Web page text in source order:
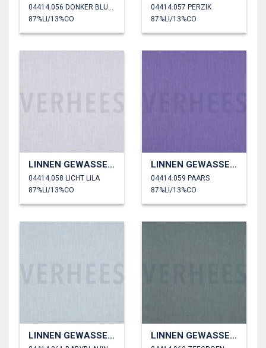
04414.056 DONKER BLUSH
87%LI/13%CO
04414.057 PERZIK
87%LI/13%CO
LINNEN GEWASSEN 230 GM2
04414.058 LICHT LILA
87%LI/13%CO
LINNEN GEWASSEN 230 GM2
04414.059 PAARS
87%LI/13%CO
LINNEN GEWASSEN 230 GM2 LINNEN GEWASSEN 230 GM2